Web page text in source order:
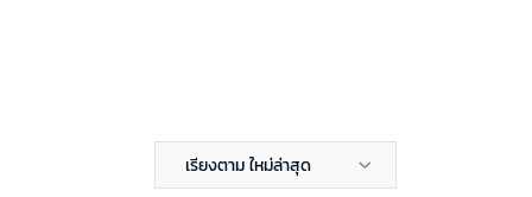
เรียงตาม ใหม่ล่าสุด